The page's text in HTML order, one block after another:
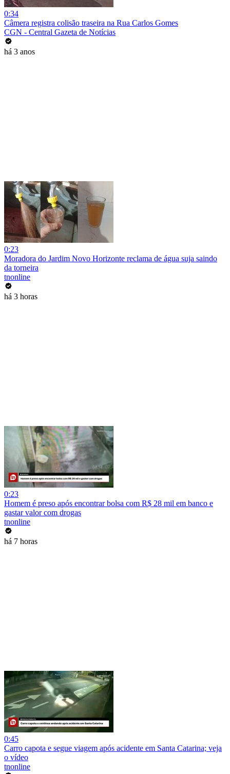
0:34
Câmera registra colisão traseira na Rua Carlos Gomes
CGN - Central Gazeta de Notícias
há 3 anos
0:23
Moradora do Jardim Novo Horizonte reclama de água suja saindo
da torneira
tnonline
há 3 horas
0:23
Homem é preso após encontrar bolsa com R$ 28 mil em banco e
gastar valor com drogas
tnonline
há 7 horas
0:45
Carro capota e segue viagem após acidente em Santa Catarina; veja
o vídeo
tnonline